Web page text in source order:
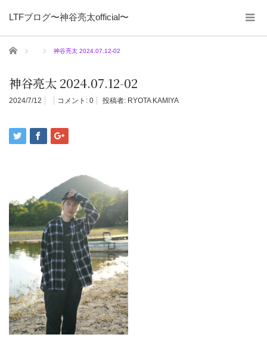
LTFブログ〜神谷亮太official〜
ホーム 神谷亮太 2024.07.12-02
神谷亮太 2024.07.12-02
2024/7/12 コメント: 0 投稿者: RYOTA KAMIYA